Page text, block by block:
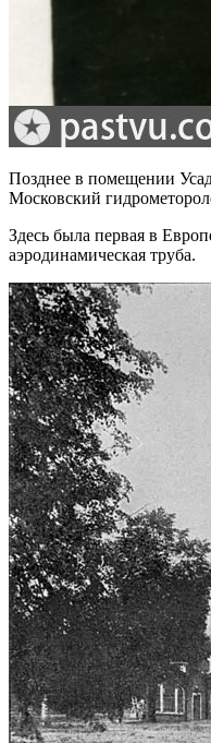
Позднее в помещении
Московский
Здесь была первая в
аэродинамическая труба.